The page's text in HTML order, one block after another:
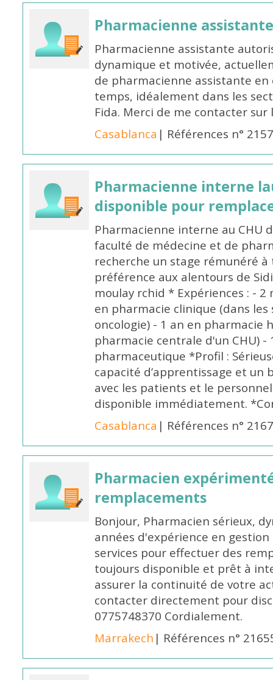
Pharmacienne
Pharmacienne assistante
dynamique et motivée,
de pharmacienne assistante en
temps, idéalement dans les
Fida. Merci de me contacter sur
Casablanca | Références n°
Pharmacienne interne
disponible pour
Pharmacienne interne au CHU
faculté de médecine et de
recherche un stage rémunéré
préférence aux alentours de
moulay rchid * Expériences : -
en pharmacie clinique (dans les
oncologie) - 1 an en pharmacie
pharmacie centrale d'un CHU)
pharmaceutique *Profil :
capacité d’apprentissage et un
avec les patients et le
disponible immédiatement.
Casablanca | Références n°
Pharmacien
remplacements
Bonjour, Pharmacien sérieux,
années d'expérience en
services pour effectuer des
toujours disponible et prêt à
assurer la continuité de votre
contacter directement pour
0775748370 Cordialement.
Marrakech | Références n°